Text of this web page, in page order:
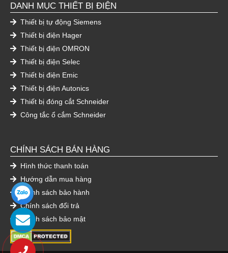
DANH MỤC THIẾT BỊ ĐIỆN
Thiết bị tự động Siemens
Thiết bị điện Hager
Thiết bị điện OMRON
Thiết bị điện Selec
Thiết bị điện Emic
Thiết bị điện Autonics
Thiết bị đóng cắt Schneider
Công tắc ổ cắm Schneider
CHÍNH SÁCH BÁN HÀNG
Hình thức thanh toán
Hướng dẫn mua hàng
Chính sách bảo hành
Chính sách đổi trả
Chính sách bảo mật